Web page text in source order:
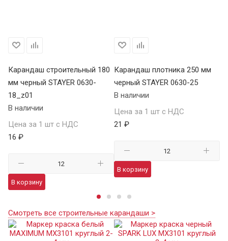
Карандаш строительный 180
мм черный STAYER 0630-
18_z01
В наличии
Цена за 1 шт с НДС
16 ₽
В корзину
Карандаш плотника 250 мм
черный STAYER 0630-25
В наличии
Цена за 1 шт с НДС
21 ₽
В корзину
Смотреть все строительные карандаши >